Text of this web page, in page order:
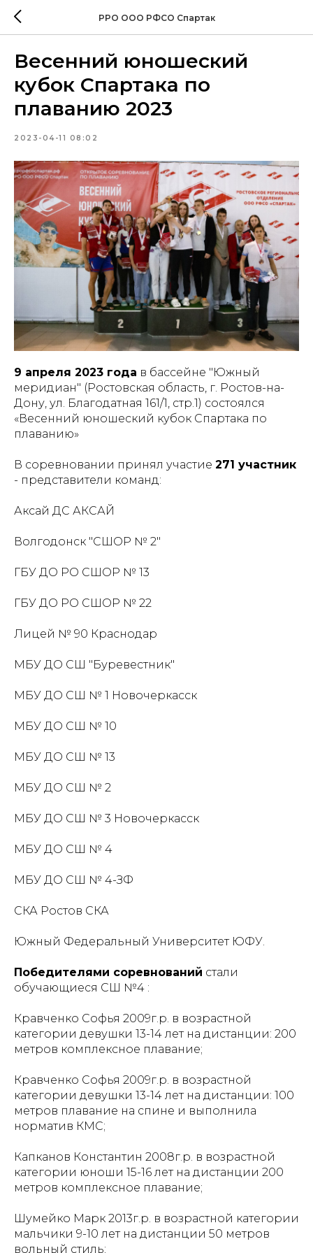
РРО ООО РФСО Спартак
Весенний юношеский
кубок Спартака по
плаванию 2023
2023-04-11 08:02
9 апреля 2023 года в бассейне "Южный
меридиан" (Ростовская область, г. Ростов-на-
Дону, ул. Благодатная 161/1, стр.1) состоялся
«Весенний юношеский кубок Спартака по
плаванию»
В соревновании принял участие 271 участник
- представители команд:
Аксай ДС АКСАЙ
Волгодонск "СШОР № 2"
ГБУ ДО РО СШОР № 13
ГБУ ДО РО СШОР № 22
Лицей № 90 Краснодар
МБУ ДО СШ "Буревестник"
МБУ ДО СШ № 1 Новочеркасск
МБУ ДО СШ № 10
МБУ ДО СШ № 13
МБУ ДО СШ № 2
МБУ ДО СШ № 3 Новочеркасск
МБУ ДО СШ № 4
МБУ ДО СШ № 4-ЗФ
СКА Ростов СКА
Южный Федеральный Университет ЮФУ.
Победителями соревнований стали
обучающиеся СШ №4 :
Кравченко Софья 2009г.р. в возрастной
категории девушки 13-14 лет на дистанции: 200
метров комплексное плавание;
Кравченко Софья 2009г.р. в возрастной
категории девушки 13-14 лет на дистанции: 100
метров плавание на спине и выполнила
норматив КМС;
Капканов Константин 2008г.р. в возрастной
категории юноши 15-16 лет на дистанции 200
метров комплексное плавание;
Шумейко Марк 2013г.р. в возрастной категории
мальчики 9-10 лет на дистанции 50 метров
вольный стиль;